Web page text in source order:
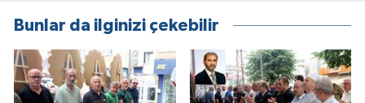
Bunlar da ilginizi çekebilir